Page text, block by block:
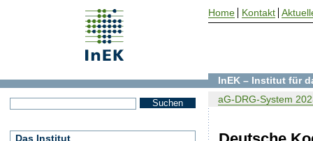
InEK – Institut für
aG-DRG-System
Das Institut
Home Kontakt